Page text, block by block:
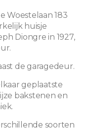
Woestelaan 183
huisje
Diongre in 1927,
de garagedeur.
geplaatste
bakstenen en
soorten